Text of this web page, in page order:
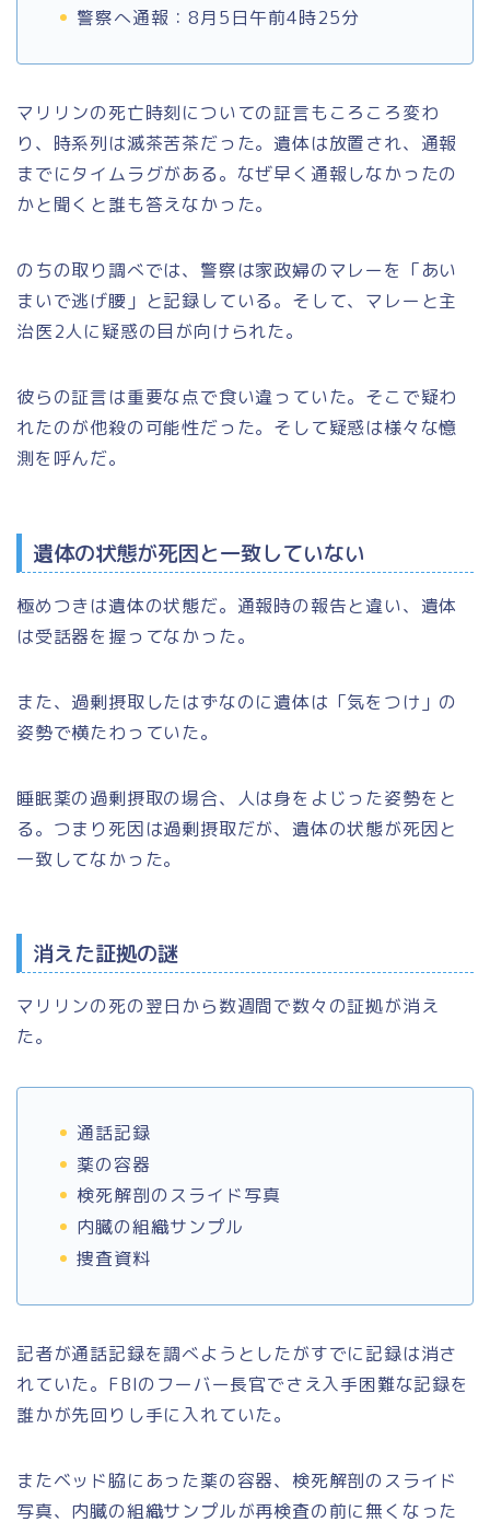
警察へ通報：8月5日午前4時25分
マリリンの死亡時刻についての証言もころころ変わ
り、時系列は滅茶苦茶だった。遺体は放置され、通報
までにタイムラグがある。なぜ早く通報しなかったの
かと聞くと誰も答えなかった。
のちの取り調べでは、警察は家政婦のマレーを「あい
まいで逃げ腰」と記録している。そして、マレーと主
治医2人に疑惑の目が向けられた。
彼らの証言は重要な点で食い違っていた。そこで疑わ
れたのが他殺の可能性だった。そして疑惑は様々な憶
測を呼んだ。
遺体の状態が死因と一致していない
極めつきは遺体の状態だ。通報時の報告と違い、遺体
は受話器を握ってなかった。
また、過剰摂取したはずなのに遺体は「気をつけ」の
姿勢で横たわっていた。
睡眠薬の過剰摂取の場合、人は身をよじった姿勢をと
る。つまり死因は過剰摂取だが、遺体の状態が死因と
一致してなかった。
消えた証拠の謎
マリリンの死の翌日から数週間で数々の証拠が消え
た。
通話記録
薬の容器
検死解剖のスライド写真
内臓の組織サンプル
捜査資料
記者が通話記録を調べようとしたがすでに記録は消さ
れていた。FBIのフーバー長官でさえ入手困難な記録を
誰かが先回りし手に入れていた。
またベッド脇にあった薬の容器、検死解剖のスライド
写真、内臓の組織サンプルが再検査の前に無くなった